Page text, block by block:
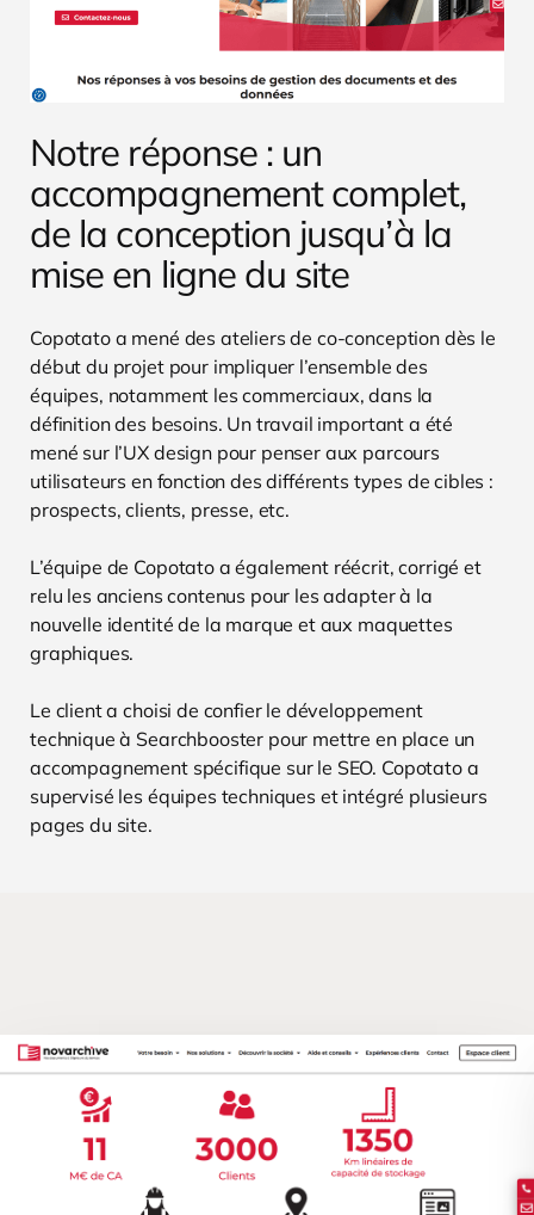
Notre réponse : un
accompagnement complet,
de la conception jusqu’à la
mise en ligne du site
Copotato a mené des ateliers de co-conception dès le
début du projet pour impliquer l’ensemble des
équipes, notamment les commerciaux, dans la
définition des besoins. Un travail important a été
mené sur l’UX design pour penser aux parcours
utilisateurs en fonction des différents types de cibles :
prospects, clients, presse, etc.
L’équipe de Copotato a également réécrit, corrigé et
relu les anciens contenus pour les adapter à la
nouvelle identité de la marque et aux maquettes
graphiques.
Le client a choisi de confier le développement
technique à Searchbooster pour mettre en place un
accompagnement spécifique sur le SEO. Copotato a
supervisé les équipes techniques et intégré plusieurs
pages du site.